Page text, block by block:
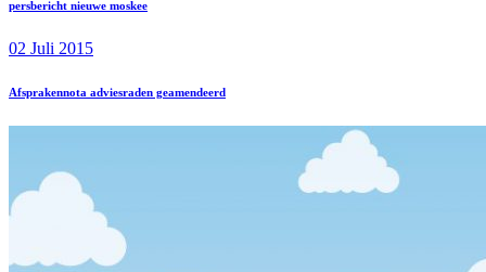
persbericht nieuwe moskee
02 Juli 2015
Afsprakennota adviesraden geamendeerd